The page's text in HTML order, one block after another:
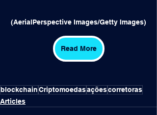
(AerialPerspective Images/Getty Images)
Read More
blockchainCriptomoedasaçõescorretoras
Articles